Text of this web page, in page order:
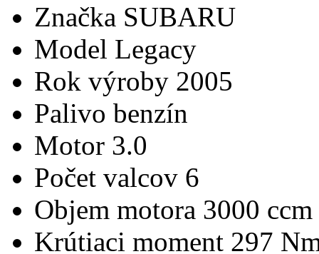
Značka SUBARU
Model Legacy
Rok výroby 2005
Palivo benzín
Motor 3.0
Počet valcov 6
Objem motora 3000 ccm
Krútiaci moment 297